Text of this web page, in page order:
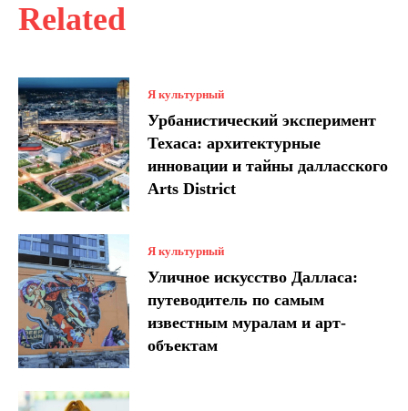
Related
Я культурный
Урбанистический эксперимент
Техаса: архитектурные
инновации и тайны далласского
Arts District
Я культурный
Уличное искусство Далласа:
путеводитель по самым
известным муралам и арт-
объектам